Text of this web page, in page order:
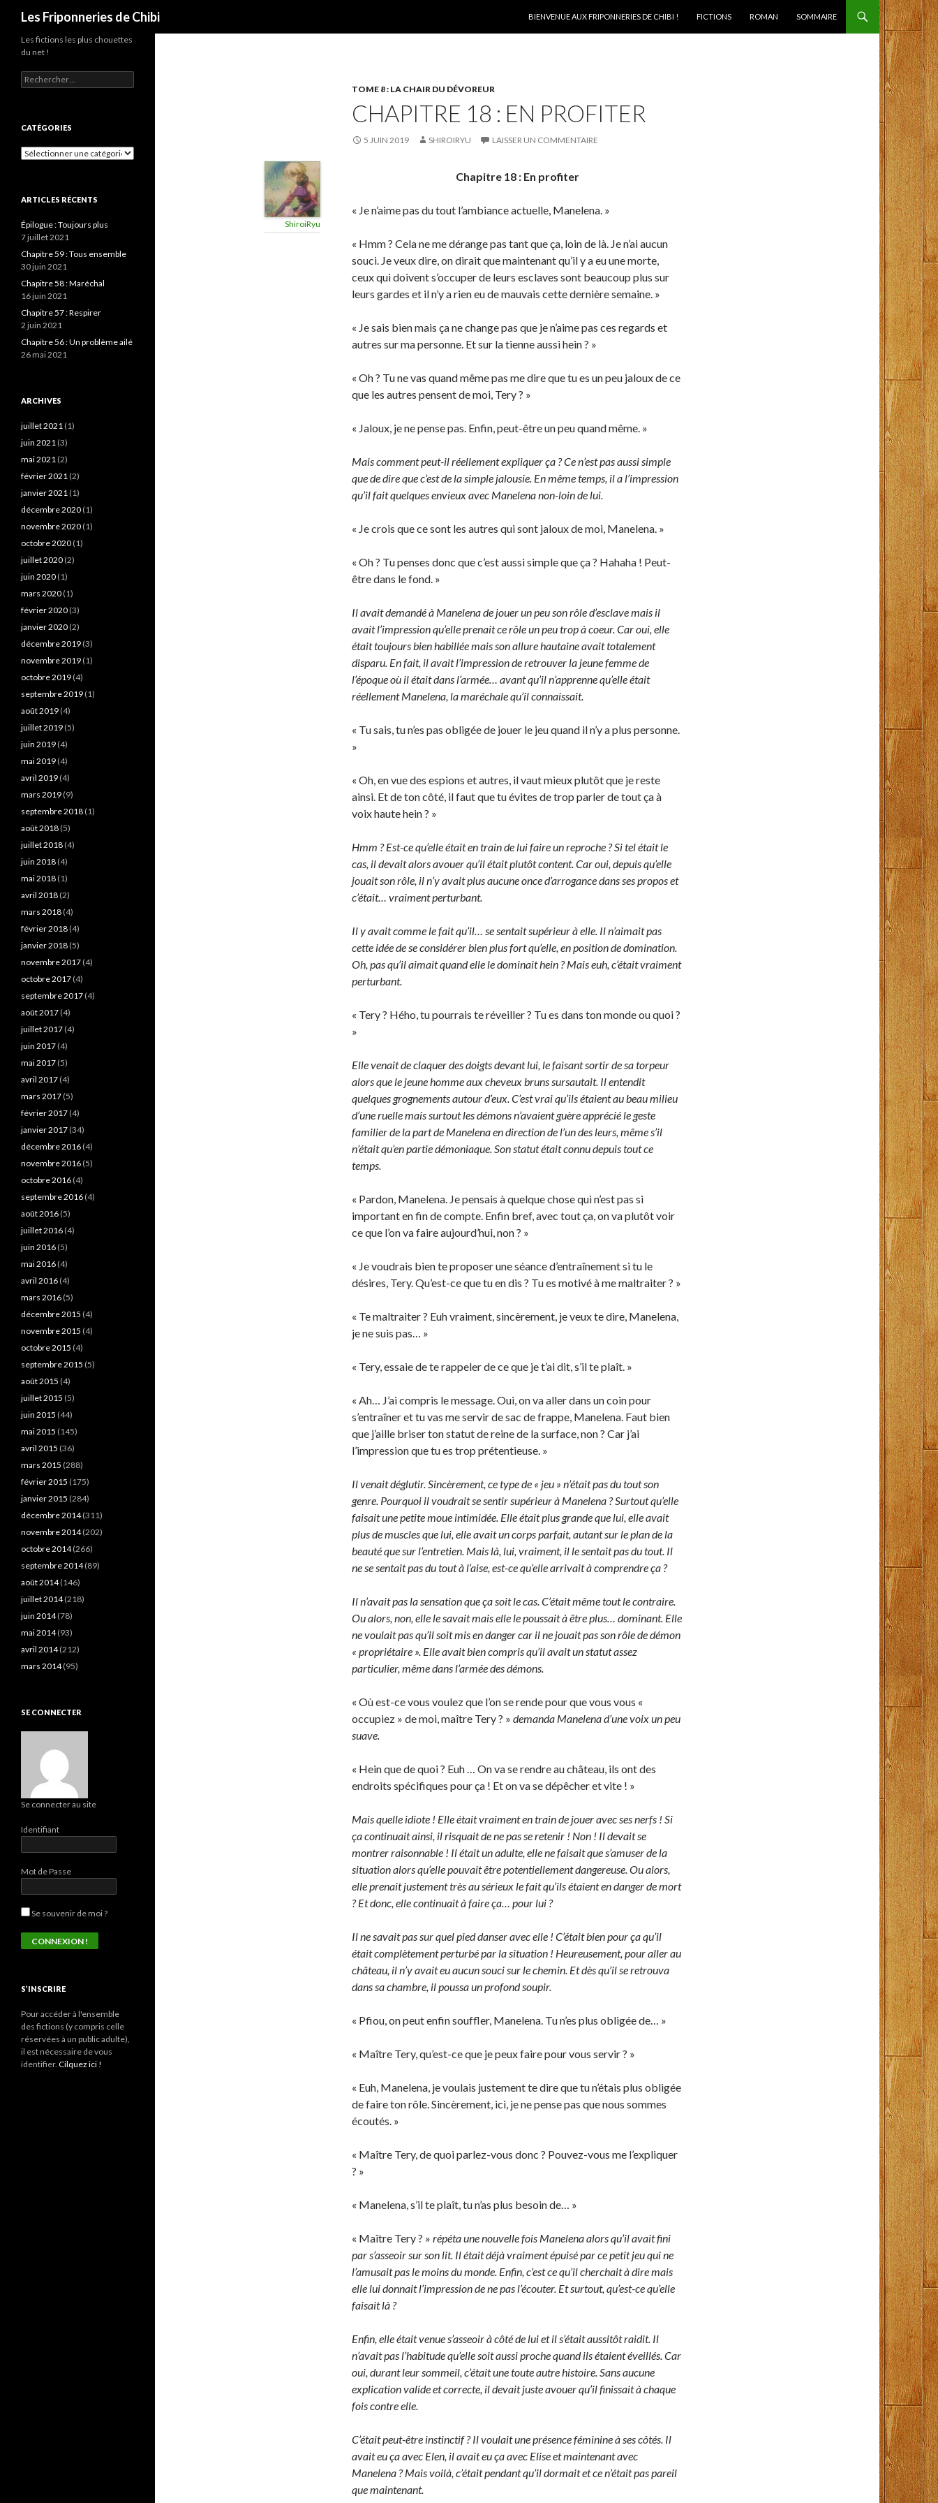
Les Friponneries de Chibi
BIENVENUE AUX FRIPONNERIES DE CHIBI !
FICTIONS ROMAN SOMMAIRE
TOME 8 : LA CHAIR DU DÉVOREUR
CHAPITRE 18 : EN PROFITER
5 JUIN 2019 SHIROIRYU LAISSER UN COMMENTAIRE
ShiroiRyu
Chapitre 18 : En profiter
« Je n’aime pas du tout l’ambiance actuelle, Manelena. »
« Hmm ? Cela ne me dérange pas tant que ça, loin de là. Je n’ai aucun
souci. Je veux dire, on dirait que maintenant qu’il y a eu une morte,
ceux qui doivent s’occuper de leurs esclaves sont beaucoup plus sur
leurs gardes et il n’y a rien eu de mauvais cette dernière semaine. »
« Je sais bien mais ça ne change pas que je n’aime pas ces regards et
autres sur ma personne. Et sur la tienne aussi hein ? »
« Oh ? Tu ne vas quand même pas me dire que tu es un peu jaloux de ce
que les autres pensent de moi, Tery ? »
« Jaloux, je ne pense pas. Enfin, peut-être un peu quand même. »
Mais comment peut-il réellement expliquer ça ? Ce n’est pas aussi simple
que de dire que c’est de la simple jalousie. En même temps, il a l’impression
qu’il fait quelques envieux avec Manelena non-loin de lui.
« Je crois que ce sont les autres qui sont jaloux de moi, Manelena. »
« Oh ? Tu penses donc que c’est aussi simple que ça ? Hahaha ! Peut-
être dans le fond. »
Il avait demandé à Manelena de jouer un peu son rôle d’esclave mais il
avait l’impression qu’elle prenait ce rôle un peu trop à coeur. Car oui, elle
était toujours bien habillée mais son allure hautaine avait totalement
disparu. En fait, il avait l’impression de retrouver la jeune femme de
l’époque où il était dans l’armée… avant qu’il n’apprenne qu’elle était
réellement Manelena, la maréchale qu’il connaissait.
« Tu sais, tu n’es pas obligée de jouer le jeu quand il n’y a plus personne.
»
« Oh, en vue des espions et autres, il vaut mieux plutôt que je reste
ainsi. Et de ton côté, il faut que tu évites de trop parler de tout ça à
voix haute hein ? »
Hmm ? Est-ce qu’elle était en train de lui faire un reproche ? Si tel était le
cas, il devait alors avouer qu’il était plutôt content. Car oui, depuis qu’elle
jouait son rôle, il n’y avait plus aucune once d’arrogance dans ses propos et
c’était… vraiment perturbant.
Il y avait comme le fait qu’il… se sentait supérieur à elle. Il n’aimait pas
cette idée de se considérer bien plus fort qu’elle, en position de domination.
Oh, pas qu’il aimait quand elle le dominait hein ? Mais euh, c’était vraiment
perturbant.
« Tery ? Hého, tu pourrais te réveiller ? Tu es dans ton monde ou quoi ?
»
Elle venait de claquer des doigts devant lui, le faisant sortir de sa torpeur
alors que le jeune homme aux cheveux bruns sursautait. Il entendit
quelques grognements autour d’eux. C’est vrai qu’ils étaient au beau milieu
d’une ruelle mais surtout les démons n’avaient guère apprécié le geste
familier de la part de Manelena en direction de l’un des leurs, même s’il
n’était qu’en partie démoniaque. Son statut était connu depuis tout ce
temps.
« Pardon, Manelena. Je pensais à quelque chose qui n’est pas si
important en fin de compte. Enfin bref, avec tout ça, on va plutôt voir
ce que l’on va faire aujourd’hui, non ? »
« Je voudrais bien te proposer une séance d’entraînement si tu le
désires, Tery. Qu’est-ce que tu en dis ? Tu es motivé à me maltraiter ? »
« Te maltraiter ? Euh vraiment, sincèrement, je veux te dire, Manelena,
je ne suis pas… »
« Tery, essaie de te rappeler de ce que je t’ai dit, s’il te plaît. »
« Ah… J’ai compris le message. Oui, on va aller dans un coin pour
s’entraîner et tu vas me servir de sac de frappe, Manelena. Faut bien
que j’aille briser ton statut de reine de la surface, non ? Car j’ai
l’impression que tu es trop prétentieuse. »
Il venait déglutir. Sincèrement, ce type de « jeu » n’était pas du tout son
genre. Pourquoi il voudrait se sentir supérieur à Manelena ? Surtout qu’elle
faisait une petite moue intimidée. Elle était plus grande que lui, elle avait
plus de muscles que lui, elle avait un corps parfait, autant sur le plan de la
beauté que sur l’entretien. Mais là, lui, vraiment, il le sentait pas du tout. Il
ne se sentait pas du tout à l’aise, est-ce qu’elle arrivait à comprendre ça ?
Il n’avait pas la sensation que ça soit le cas. C’était même tout le contraire.
Ou alors, non, elle le savait mais elle le poussait à être plus… dominant. Elle
ne voulait pas qu’il soit mis en danger car il ne jouait pas son rôle de démon
« propriétaire ». Elle avait bien compris qu’il avait un statut assez
particulier, même dans l’armée des démons.
« Où est-ce vous voulez que l’on se rende pour que vous vous «
occupiez » de moi, maître Tery ? » demanda Manelena d’une voix un peu
suave.
« Hein que de quoi ? Euh … On va se rendre au château, ils ont des
endroits spécifiques pour ça ! Et on va se dépêcher et vite ! »
Mais quelle idiote ! Elle était vraiment en train de jouer avec ses nerfs ! Si
ça continuait ainsi, il risquait de ne pas se retenir ! Non ! Il devait se
montrer raisonnable ! Il était un adulte, elle ne faisait que s’amuser de la
situation alors qu’elle pouvait être potentiellement dangereuse. Ou alors,
elle prenait justement très au sérieux le fait qu’ils étaient en danger de mort
? Et donc, elle continuait à faire ça… pour lui ?
Il ne savait pas sur quel pied danser avec elle ! C’était bien pour ça qu’il
était complètement perturbé par la situation ! Heureusement, pour aller au
château, il n’y avait eu aucun souci sur le chemin. Et dès qu’il se retrouva
dans sa chambre, il poussa un profond soupir.
« Pfiou, on peut enfin souffler, Manelena. Tu n’es plus obligée de… »
« Maître Tery, qu’est-ce que je peux faire pour vous servir ? »
« Euh, Manelena, je voulais justement te dire que tu n’étais plus obligée
de faire ton rôle. Sincèrement, ici, je ne pense pas que nous sommes
écoutés. »
« Maître Tery, de quoi parlez-vous donc ? Pouvez-vous me l’expliquer
? »
« Manelena, s’il te plaît, tu n’as plus besoin de… »
« Maître Tery ? » répéta une nouvelle fois Manelena alors qu’il avait fini
par s’asseoir sur son lit. Il était déjà vraiment épuisé par ce petit jeu qui ne
l’amusait pas le moins du monde. Enfin, c’est ce qu’il cherchait à dire mais
elle lui donnait l’impression de ne pas l’écouter. Et surtout, qu’est-ce qu’elle
faisait là ?
Enfin, elle était venue s’asseoir à côté de lui et il s’était aussitôt raidit. Il
n’avait pas l’habitude qu’elle soit aussi proche quand ils étaient éveillés. Car
oui, durant leur sommeil, c’était une toute autre histoire. Sans aucune
explication valide et correcte, il devait juste avouer qu’il finissait à chaque
fois contre elle.
C’était peut-être instinctif ? Il voulait une présence féminine à ses côtés. Il
avait eu ça avec Elen, il avait eu ça avec Elise et maintenant avec
Manelena ? Mais voilà, c’était pendant qu’il dormait et ce n’était pas pareil
que maintenant.
Les fictions les plus chouettes
du net !
Rechercher :
CATÉGORIES
Catégories
ARTICLES RÉCENTS
Épilogue : Toujours plus
7 juillet 2021
Chapitre 59 : Tous ensemble
30 juin 2021
Chapitre 58 : Maréchal
16 juin 2021
Chapitre 57 : Respirer
2 juin 2021
Chapitre 56 : Un problème ailé
26 mai 2021
ARCHIVES
juillet 2021 (1)
juin 2021 (3)
mai 2021 (2)
février 2021 (2)
janvier 2021 (1)
décembre 2020 (1)
novembre 2020 (1)
octobre 2020 (1)
juillet 2020 (2)
juin 2020 (1)
mars 2020 (1)
février 2020 (3)
janvier 2020 (2)
décembre 2019 (3)
novembre 2019 (1)
octobre 2019 (4)
septembre 2019 (1)
août 2019 (4)
juillet 2019 (5)
juin 2019 (4)
mai 2019 (4)
avril 2019 (4)
mars 2019 (9)
septembre 2018 (1)
août 2018 (5)
juillet 2018 (4)
juin 2018 (4)
mai 2018 (1)
avril 2018 (2)
mars 2018 (4)
février 2018 (4)
janvier 2018 (5)
novembre 2017 (4)
octobre 2017 (4)
septembre 2017 (4)
août 2017 (4)
juillet 2017 (4)
juin 2017 (4)
mai 2017 (5)
avril 2017 (4)
mars 2017 (5)
février 2017 (4)
janvier 2017 (34)
décembre 2016 (4)
novembre 2016 (5)
octobre 2016 (4)
septembre 2016 (4)
août 2016 (5)
juillet 2016 (4)
juin 2016 (5)
mai 2016 (4)
avril 2016 (4)
mars 2016 (5)
décembre 2015 (4)
novembre 2015 (4)
octobre 2015 (4)
septembre 2015 (5)
août 2015 (4)
juillet 2015 (5)
juin 2015 (44)
mai 2015 (145)
avril 2015 (36)
mars 2015 (288)
février 2015 (175)
janvier 2015 (284)
décembre 2014(311)
novembre 2014(202)
octobre 2014(266)
septembre 2014(89)
août 2014(146)
juillet 2014(218)
juin 2014(78)
mai 2014(93)
avril 2014(212)
mars 2014(95)
SE CONNECTER
Se connecter au site
Identifiant
Mot de Passe
Se souvenir de moi ?
S’INSCRIRE
Pour accéder à l'ensemble
des fictions (y compris celle
réservées à un public adulte),
il est nécessaire de vous
identifier. Cilquez ici !